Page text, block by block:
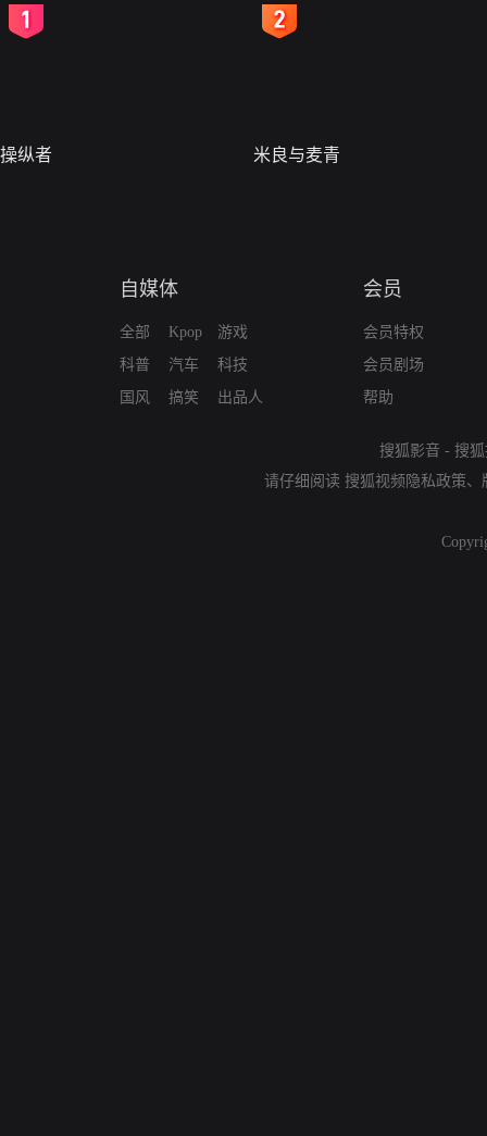
操纵者 米良与麦青
自媒体
全部
科普
国风
Kpop
汽车
搞笑
游戏
科技
出品人
会员
会员特权
会员剧场
帮助
搜狐影音 - 搜
请仔细阅读 搜狐视频隐私政策、